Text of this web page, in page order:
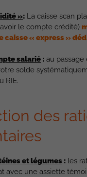
»: La caisse scan
le compte crédité)
caisse « express »
salarié : au passage
solde
RIE.
des
et légumes : les
avec une assiette